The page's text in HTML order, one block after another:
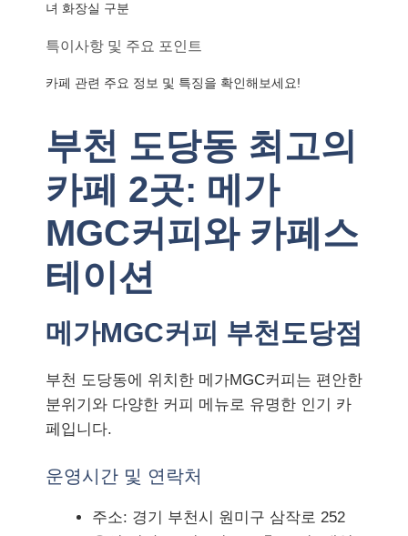
녀 화장실 구분
특이사항 및 주요 포인트
카페 관련 주요 정보 및 특징을 확인해보세요!
부천 도당동 최고의
카페 2곳: 메가
MGC커피와 카페스
테이션
메가MGC커피 부천도당점
부천 도당동에 위치한 메가MGC커피는 편안한
분위기와 다양한 커피 메뉴로 유명한 인기 카
페입니다.
운영시간 및 연락처
주소: 경기 부천시 원미구 삼작로 252